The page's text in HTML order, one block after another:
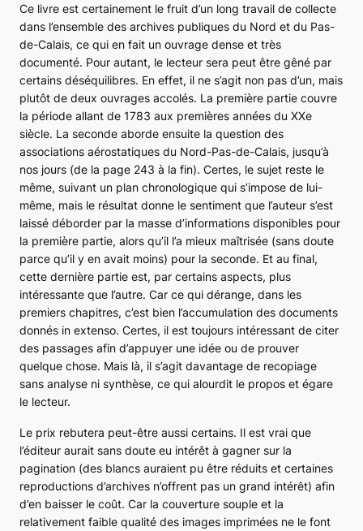
Ce livre est certainement le fruit d’un long travail de collecte
dans l’ensemble des archives publiques du Nord et du Pas-
de-Calais, ce qui en fait un ouvrage dense et très
documenté. Pour autant, le lecteur sera peut être gêné par
certains déséquilibres. En effet, il ne s’agit non pas d’un, mais
plutôt de deux ouvrages accolés. La première partie couvre
la période allant de 1783 aux premières années du XXe
siècle. La seconde aborde ensuite la question des
associations aérostatiques du Nord-Pas-de-Calais, jusqu’à
nos jours (de la page 243 à la fin). Certes, le sujet reste le
même, suivant un plan chronologique qui s’impose de lui-
même, mais le résultat donne le sentiment que l’auteur s’est
laissé déborder par la masse d’informations disponibles pour
la première partie, alors qu’il l’a mieux maîtrisée (sans doute
parce qu’il y en avait moins) pour la seconde. Et au final,
cette dernière partie est, par certains aspects, plus
intéressante que l’autre. Car ce qui dérange, dans les
premiers chapitres, c’est bien l’accumulation des documents
donnés in extenso. Certes, il est toujours intéressant de citer
des passages afin d’appuyer une idée ou de prouver
quelque chose. Mais là, il s’agit davantage de recopiage
sans analyse ni synthèse, ce qui alourdit le propos et égare
le lecteur.
Le prix rebutera peut-être aussi certains. Il est vrai que
l’éditeur aurait sans doute eu intérêt à gagner sur la
pagination (des blancs auraient pu être réduits et certaines
reproductions d’archives n’offrent pas un grand intérêt) afin
d’en baisser le coût. Car la couverture souple et la
relativement faible qualité des images imprimées ne le font